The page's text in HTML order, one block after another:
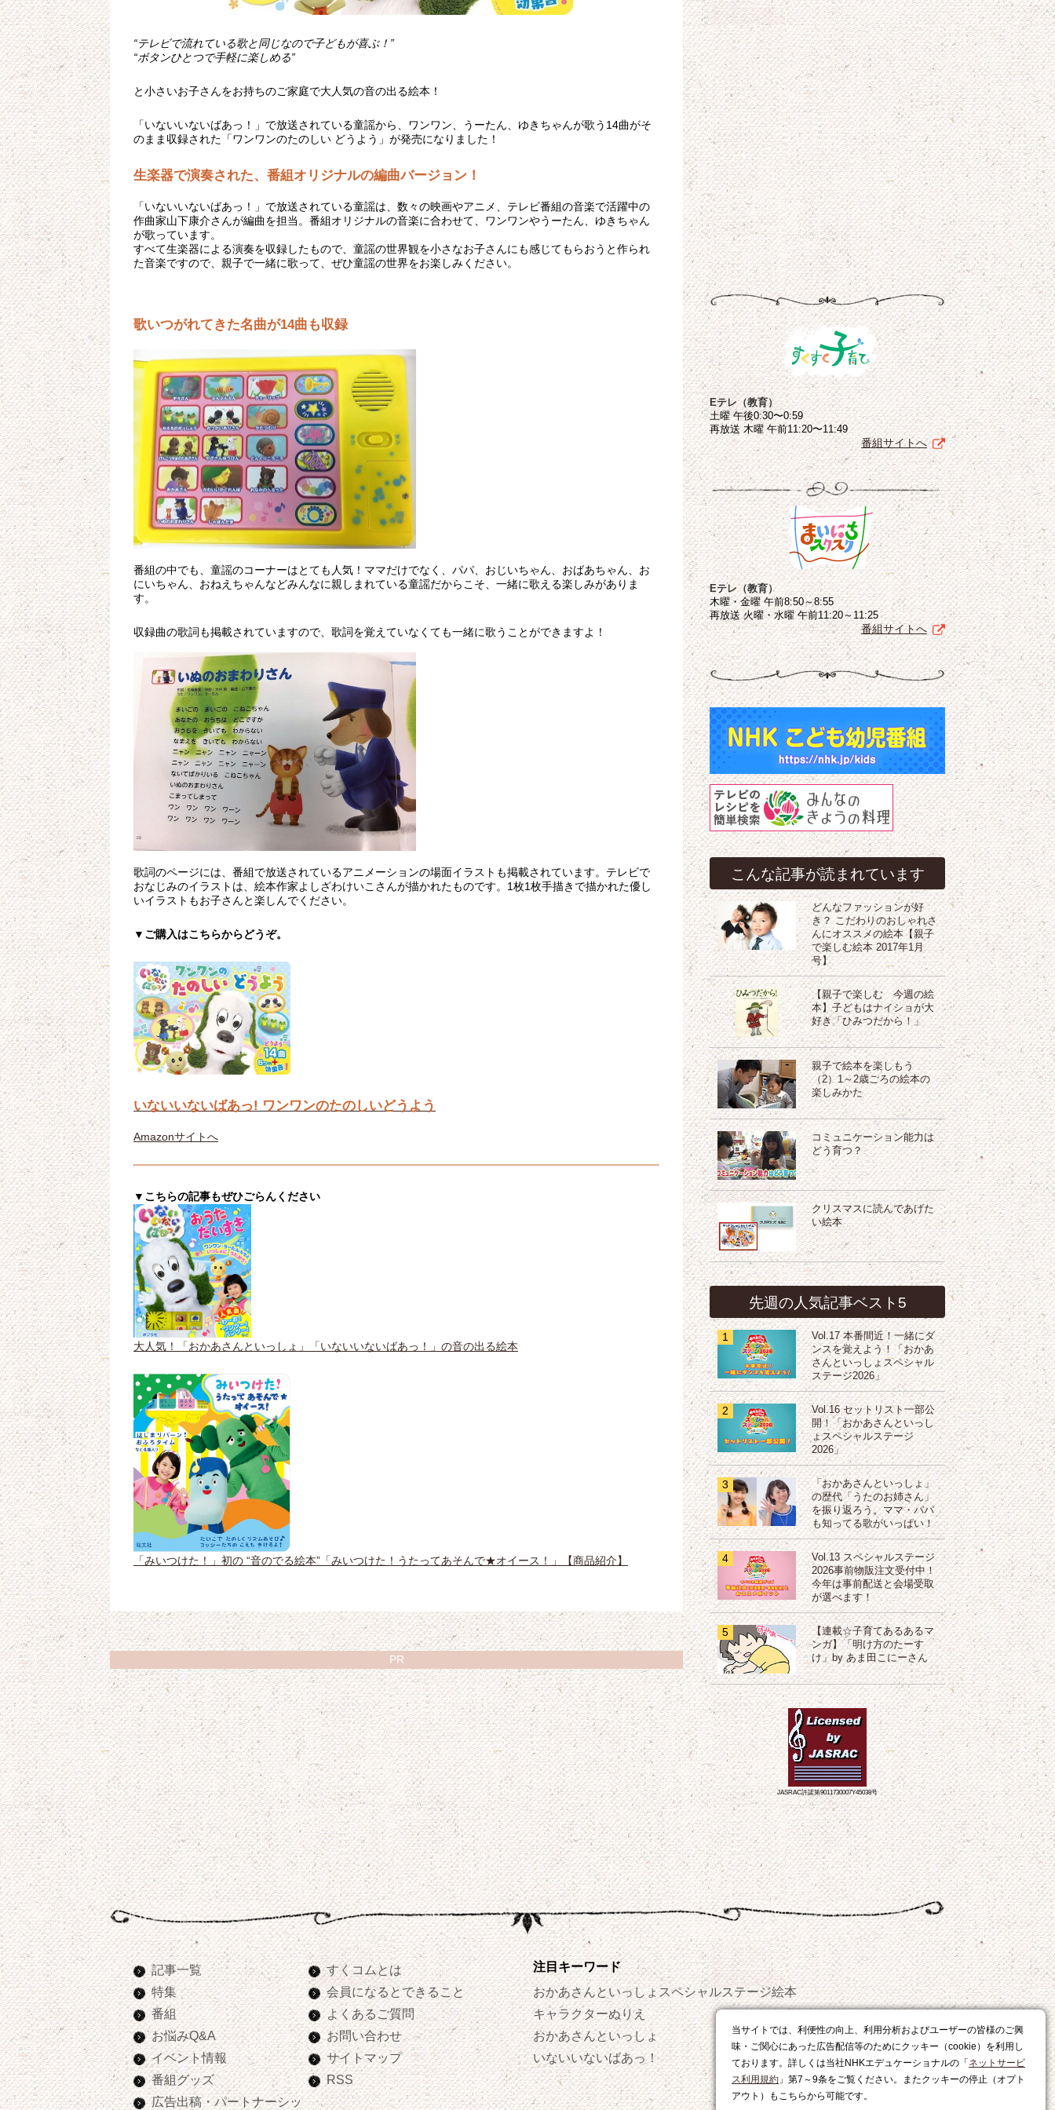
当サイトでは、利便性の向上、利用分析およびユーザーの皆様のご興
味・ご関心にあった広告配信等のためにクッキー（cookie）を利用し
ております。詳しくは当社NHKエデュケーショナルの「 ネットサービ
ス利用規約 」第7～9条をご覧ください。またクッキーの停止（オプト
アウト）もこちらから可能です。
“テレビで流れている歌と同じなので子どもが喜ぶ！”
“ボタンひとつで手軽に楽しめる”
と小さいお子さんをお持ちのご家庭で大人気の音の出る絵本！
「いないいないばあっ！」で放送されている童謡から、ワンワン、うーたん、ゆきちゃんが歌う14曲がそ
のまま収録された「ワンワンのたのしい どうよう」が発売になりました！
生楽器で演奏された、番組オリジナルの編曲バージョン！
「いないいないばあっ！」で放送されている童謡は、数々の映画やアニメ、テレビ番組の音楽で活躍中の
作曲家山下康介さんが編曲を担当。番組オリジナルの音楽に合わせて、ワンワンやうーたん、ゆきちゃん
が歌っています。
すべて生楽器による演奏を収録したもので、童謡の世界観を小さなお子さんにも感じてもらおうと作られ
た音楽ですので、親子で一緒に歌って、ぜひ童謡の世界をお楽しみください。
歌いつがれてきた名曲が14曲も収録
番組の中でも、童謡のコーナーはとても人気！ママだけでなく、パパ、おじいちゃん、おばあちゃん、お
にいちゃん、おねえちゃんなどみんなに親しまれている童謡だからこそ、一緒に歌える楽しみがありま
す。
収録曲の歌詞も掲載されていますので、歌詞を覚えていなくても一緒に歌うことができますよ！
歌詞のページには、番組で放送されているアニメーションの場面イラストも掲載されています。テレビで
おなじみのイラストは、絵本作家よしざわけいこさんが描かれたものです。1枚1枚手描きで描かれた優し
いイラストもお子さんと楽しんでください。
▼ご購入はこちらからどうぞ。
いないいないばあっ! ワンワンのたのしいどうよう
Amazonサイトへ
▼こちらの記事もぜひごらんください
大人気！「おかあさんといっしょ」「いないいないばあっ！」の音の出る絵本
「みいつけた！」初の “音のでる絵本”「みいつけた！うたってあそんで★オイース！」【商品紹介】
Eテレ（教育）
土曜 午後0:30〜0:59
再放送 木曜 午前11:20〜11:49
番組サイトへ
Eテレ（教育）
木曜・金曜 午前8:50～8:55
再放送 火曜・水曜 午前11:20～11:25
番組サイトへ
こんな記事が読まれています
どんなファッションが好
き？ こだわりのおしゃれさ
んにオススメの絵本【親子
で楽しむ絵本 2017年1月
号】
【親子で楽しむ 今週の絵
本】子どもはナイショが大
好き「ひみつだから！」
親子で絵本を楽しもう
（2）1～2歳ごろの絵本の
楽しみかた
コミュニケーション能力は
どう育つ？
クリスマスに読んであげた
い絵本
先週の人気記事ベスト5
1
Vol.17 本番間近！一緒にダ
ンスを覚えよう！「おかあ
さんといっしょスペシャル
ステージ2026」
2
Vol.16 セットリスト一部公
開！「おかあさんといっし
ょスペシャルステージ
2026」
3
「おかあさんといっしょ」
の歴代「うたのお姉さん」
を振り返ろう。ママ・パパ
も知ってる歌がいっぱい！
4
Vol.13 スペシャルステージ
2026事前物販注文受付中！
今年は事前配送と会場受取
が選べます！
5
【連載☆子育てあるあるマ
ンガ】「明け方のたーす
け」by あま田こにーさん
JASRAC許諾第9011730007Y45038号
PR
記事一覧
特集
番組
お悩みQ&A
イベント情報
番組グッズ
広告出稿・パートナーシッ
すくコムとは
会員になるとできること
よくあるご質問
お問い合わせ
サイトマップ
RSS
注目キーワード
おかあさんといっしょスペシャルステージ
キャラクターぬりえ
おかあさんといっしょ
いないいないばあっ！
絵本
おやつ
レシピ